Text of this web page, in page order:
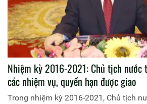
Nhiệm kỳ 2016-2021: Chủ tịch nước
các nhiệm vụ, quyền hạn được giao
Trong nhiệm kỳ 2016-2021, Chủ tịch